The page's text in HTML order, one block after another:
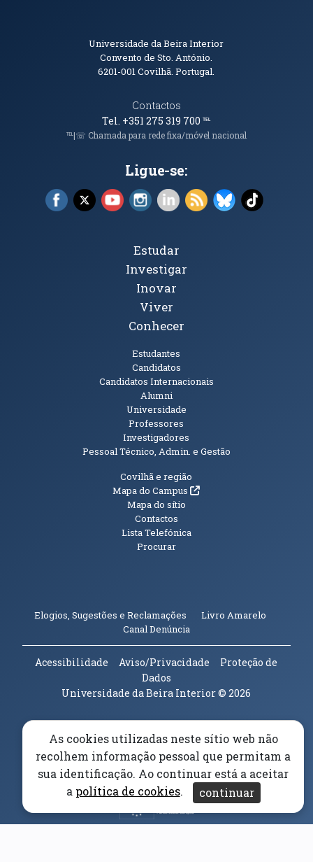
Informações de Contacto
Universidade da Beira Interior
Convento de Sto. António.
6201-001Covilhã. Portugal.
Contactos
Tel. +351 275 319 700℡
℡|☏ Chamada para rede fixa/móvel nacional
Ligue-se:
Facebook (abre em nova janela)
X (abre em nova janela)
YouTube (abre em nova janela)
Instagram (abre em nova janela)
LinkedIn (abre em nova
RSS (abre em nova
Bluesky (abre
TikTok
Tópicos Principais
Estudar
Investigar
Inovar
Viver
Conhecer
Estudantes
Candidatos
Candidatos Internacionais
Alumni
Universidade
Professores
Investigadores
Pessoal Técnico, Admin. e Gestão
Informações Adicionais
Covilhã e região
Mapa do Campus(abre em nova janela)
Mapa do sítio
Contactos
Lista Telefónica
Procurar
Elogios, Sugestões e Reclamações Livro Amarelo
Canal Denúncia(abre em nova janela)
Acessibilidade Aviso/Privacidade
Proteção de
Dados
Universidade da Beira Interior© 2026
Parceiros e Financiadores(abre em nova janela)
(abre em nova janela)
(abre em nova janela)
As cookies utilizadas neste sítio web não
recolhem informação pessoal que permitam a
sua identificação. Ao continuar está a aceitar
a política de cookies. continuar